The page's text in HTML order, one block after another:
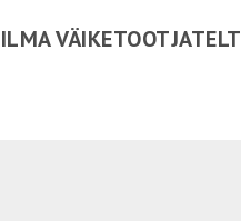
VÄIKETOOTJATELT